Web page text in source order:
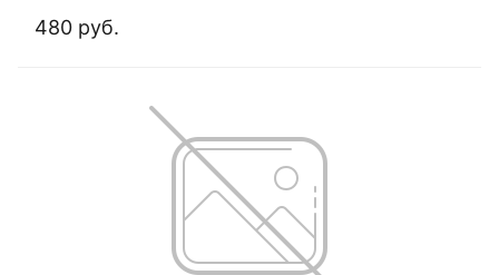
480 руб.